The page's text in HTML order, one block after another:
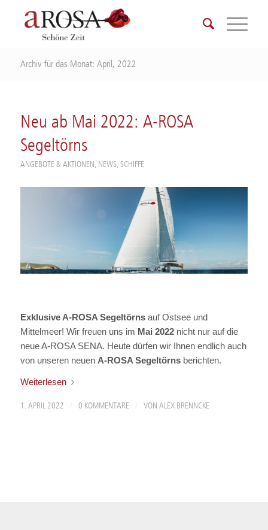
Archiv für das Monat: April, 2022
Neu ab Mai 2022: A-ROSA
Segeltörns
ANGEBOTE & AKTIONEN , NEWS, SCHIFFE
Exklusive A-ROSA Segeltörnsauf Ostsee und
Mittelmeer! Wir freuen uns im Mai 2022nicht nur auf die
neue A-ROSA SENA. Heute dürfen wir Ihnen endlich auch
von unseren neuen A-ROSA Segeltörnsberichten.
Weiterlesen
1. APRIL 2022 0 KOMMENTARE VON ALEX BRENNCKE